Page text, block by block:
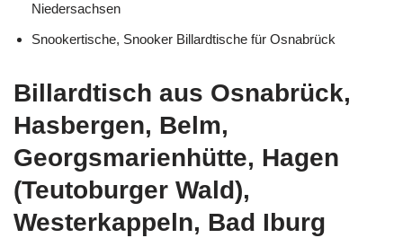
Niedersachsen
Snookertische, Snooker Billardtische für Osnabrück
Billardtisch aus Osnabrück,
Hasbergen, Belm,
Georgsmarienhütte, Hagen
(Teutoburger Wald),
Westerkappeln, Bad Iburg